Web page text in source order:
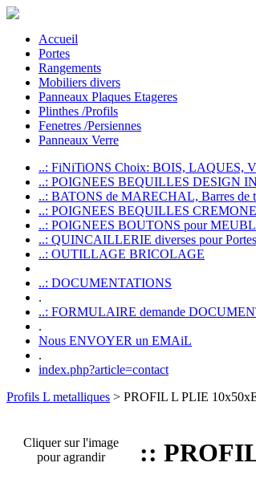
Accueil
Portes
Rangements
Mobiliers divers
Panneaux Plaques Etageres
Plinthes /Profils
Fenetres /Persiennes
Panneaux Verre
..: FiNiTiONS Choix: BOIS, LAQUES,
..: POIGNEES BEQUILLES DESIGN
..: BATONS de MARECHAL, Barres de
..: POIGNEES BEQUILLES
..: POIGNEES BOUTONS pour
..: QUINCAILLERIE diverses pour Portes
..: OUTILLAGE BRICOLAGE
..: DOCUMENTATIONS
.
..: FORMULAIRE demande
.
Nous ENVOYER un EMAiL
.
index.php?article=contact
Profils L metalliques > PROFIL L PLIE
Cliquer sur l'image
pour agrandir
::